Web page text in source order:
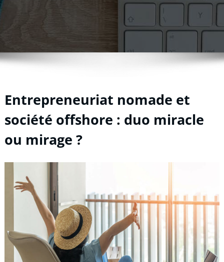
Entrepreneuriat nomade et
société offshore : duo miracle
ou mirage ?